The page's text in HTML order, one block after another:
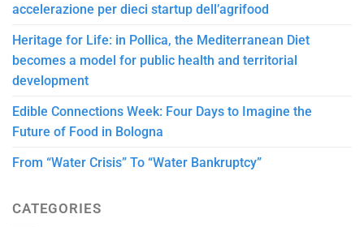
accelerazione per dieci startup dell’agrifood
Heritage for Life: in Pollica, the Mediterranean Diet
becomes a model for public health and territorial
development
Edible Connections Week: Four Days to Imagine the
Future of Food in Bologna
From “Water Crisis” To “Water Bankruptcy”
CATEGORIES